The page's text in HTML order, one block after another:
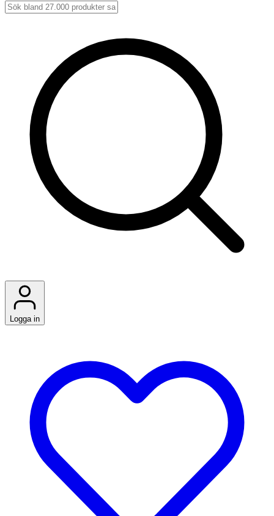
Logga in